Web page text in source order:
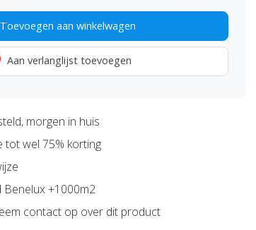
Toevoegen aan winkelwagen
Aan verlanglijst toevoegen
morgen in huis
tot wel 75% korting
+1000m2
contact op over dit product